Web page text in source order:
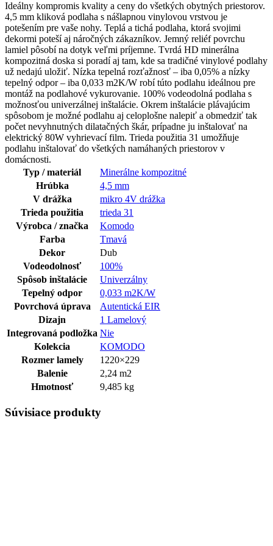
Ideálny kompromis kvality a ceny do všetkých obytných priestorov.
4,5 mm kliková podlaha s nášlapnou vinylovou vrstvou je
potešením pre vaše nohy. Teplá a tichá podlaha, ktorá svojimi
dekormi poteší aj náročných zákazníkov. Jemný reliéf povrchu
lamiel pôsobí na dotyk veľmi príjemne. Tvrdá HD minerálna
kompozitná doska si poradí aj tam, kde sa tradičné vinylové podlahy
už nedajú uložiť. Nízka tepelná rozťažnosť – iba 0,05% a nízky
tepelný odpor – iba 0,033 m2K/W robí túto podlahu ideálnou pre
montáž na podlahové vykurovanie. 100% vodeodolná podlaha s
možnosťou univerzálnej inštalácie. Okrem inštalácie plávajúcim
spôsobom je možné podlahu aj celoplošne nalepiť a obmedziť tak
počet nevyhnutných dilatačných škár, prípadne ju inštalovať na
elektrický 80W vyhrievací film. Trieda použitia 31 umožňuje
podlahu inštalovať do všetkých namáhaných priestorov v
domácnosti.
Typ / materiál
Minerálne kompozitné
Hrúbka
4,5 mm
V drážka
mikro 4V drážka
Trieda použitia
trieda 31
Výrobca / značka
Komodo
Farba
Tmavá
Dekor
Dub
Vodeodolnosť
100%
Spôsob inštalácie
Univerzálny
Tepelný odpor
0,033 m2K/W
Povrchová úprava
Autentická EIR
Dizajn
1 Lamelový
Integrovaná podložka Nie
Kolekcia
KOMODO
Rozmer lamely
1220×229
Balenie
2,24 m2
Hmotnosť
9,485 kg
Súvisiace produkty